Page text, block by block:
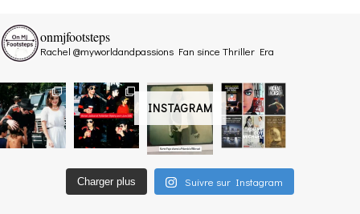
INSTAGRAM
onmjfootsteps
Rachel @myworldandpassions Fan since Thriller Era
Charger plus Suivre sur Instagram